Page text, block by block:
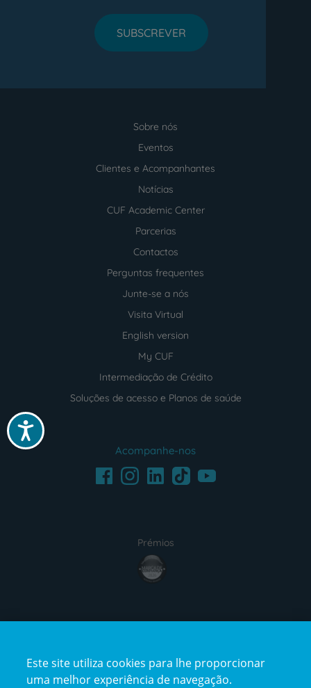
Acessibilidade
SUBSCREVER
Sobre nós
Eventos
Clientes e Acompanhantes
Notícias
CUF Academic Center
Parcerias
Contactos
Perguntas frequentes
Junte-se a nós
Visita Virtual
English version
My CUF
Intermediação de Crédito
Soluções de acesso e Planos de saúde
Acompanhe-nos
FacebookInstagramLinkedInTikTokYoutube
Prémios
award4
certification2certification3
Este site utiliza cookies para lhe proporcionar
uma melhor experiência de navegação.